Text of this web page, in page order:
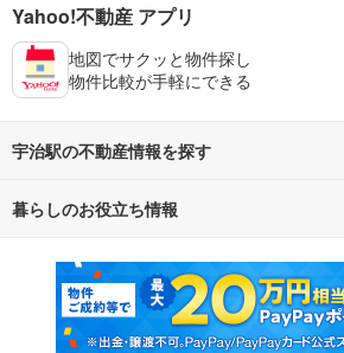
Yahoo!不動産 アプリ
地図でサクッと物件探し
物件比較が手軽にできる
宇治駅の不動産情報を探す
不動産・住宅
新築マンション 中古マ
新築一戸建て 中古一
暮らしのお役立ち情報
マンションカタログ 教えて